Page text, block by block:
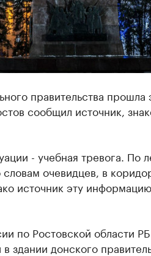
правительства прошла
сообщил источник,
- учебная тревога. По
очевидцев, в
источник эту
по Ростовской области
здании донского